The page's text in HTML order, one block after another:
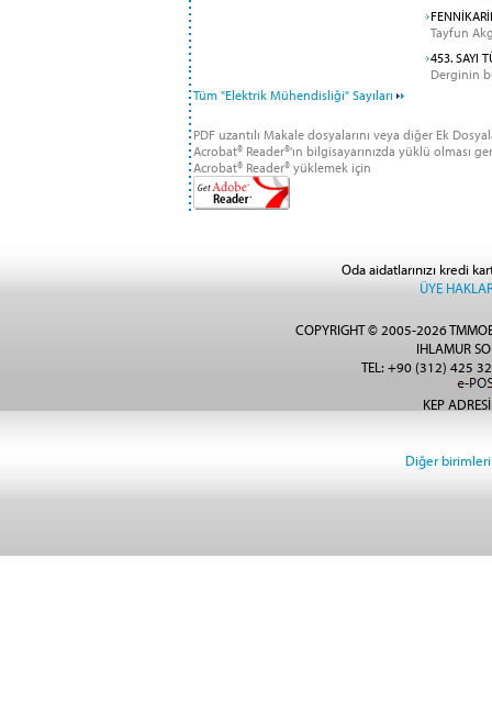
Tayfun
453. SAYI
Derginin
Tüm "Elektrik Mühendisliği" Sayıları
PDF uzantılı Makale dosyalarını veya diğer Ek
Acrobat® Reader®'ın bilgisayarınızda yüklü olması
Acrobat® Reader® yüklemek için
Oda aidatlarınızı kredi
ÜYE
COPYRIGHT © 2005-2026
IHLAMUR
TEL: +90 (312) 425
KEP
Diğer